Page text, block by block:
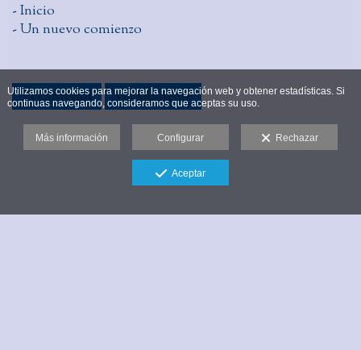
- Inicio
- Un nuevo comienzo
Ver anterior Ver siguiente
Utilizamos cookies para mejorar la navegación web y obtener estadísticas. Si
continuas navegando, consideramos que aceptas su uso.
Más información Configurar Rechazar
Aceptar